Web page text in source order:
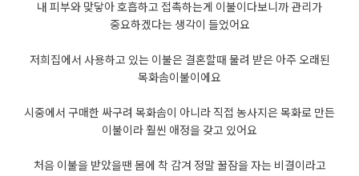
내 피부와 맞닿아 호흡하고 접촉하는게 이불이다보니까 관리가
중요하겠다는 생각이 들었어요
저희집에서 사용하고 있는 이불은 결혼할때 물려 받은 아주 오래된
목화솜이불이에요
시중에서 구매한 싸구려 목화솜이 아니라 직접 농사지은 목화로 만든
이불이라 훨씬 애정을 갖고 있어요
처음 이불을 받았을땐 몸에 착 감겨 정말 꿀잠을 자는 비결이라고